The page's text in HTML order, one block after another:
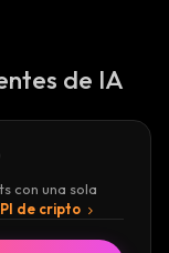
de IA
con una sola
de cripto